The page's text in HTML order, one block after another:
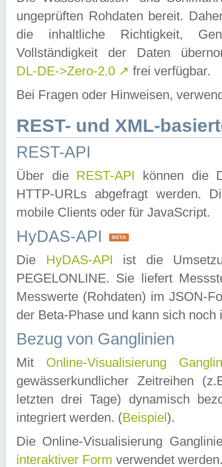
ungeprüften Rohdaten bereit.
die inhaltliche Richtigkeit,
Vollständigkeit der Daten
DL-DE->Zero-2.0 ↗ frei verfügbar.
Bei Fragen oder Hinweisen,
REST- und XML-
REST-API
Über die REST-API können die
HTTP-URLs abgefragt werden.
mobile Clients oder für JavaScript.
HyDAS-API BETA
Die HyDAS-API ist die
PEGELONLINE. Sie liefert
Messwerte (Rohdaten) im JSON-
der Beta-Phase und kann sich noch
Bezug von Ganglinien
Mit Online-Visualisierung
gewässerkundlicher Zeitreihen
letzten drei Tage) dynamisch
integriert werden. (Beispiel ).
Die Online-Visualisierung
interaktiver Form verwendet